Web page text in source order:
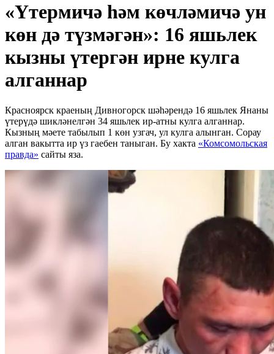
«Үтермичә һәм көчләмичә ун
көн дә түзмәгән»: 16 яшьлек
кызны үтергән ирне кулга
алганнар
Красноярск краеның Дивногорск шәһәрендә 16 яшьлек Янаны
үтерүдә шикләнелгән 34 яшьлек ир-атны кулга алганнар.
Кызның мәете табылып 1 көн узгач, ул кулга алынган. Сорау
алган вакытта ир үз гаебен таныган. Бу хакта «Комсомольская
правда» сайты яза.